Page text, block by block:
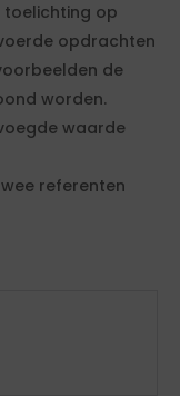
toelichting op
opdrachten
de
worden.
waarde
referenten